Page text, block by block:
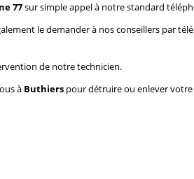
77sur simple appel à notre standard
le demander à nos conseillers par
de notre technicien.
à Buthiers pour détruire ou enlever